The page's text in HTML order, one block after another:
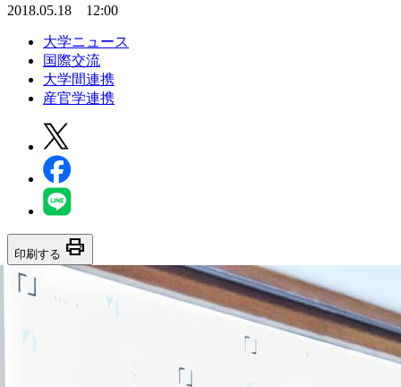
2018.05.18 12:00
大学ニュース
国際交流
大学間連携
産官学連携
印刷する print